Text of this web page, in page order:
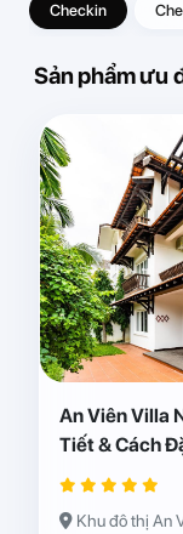
Checkin
Sản phẩm ưu
An Viên Villa
Tiết & Cách
Abogo
Khu đô thị An